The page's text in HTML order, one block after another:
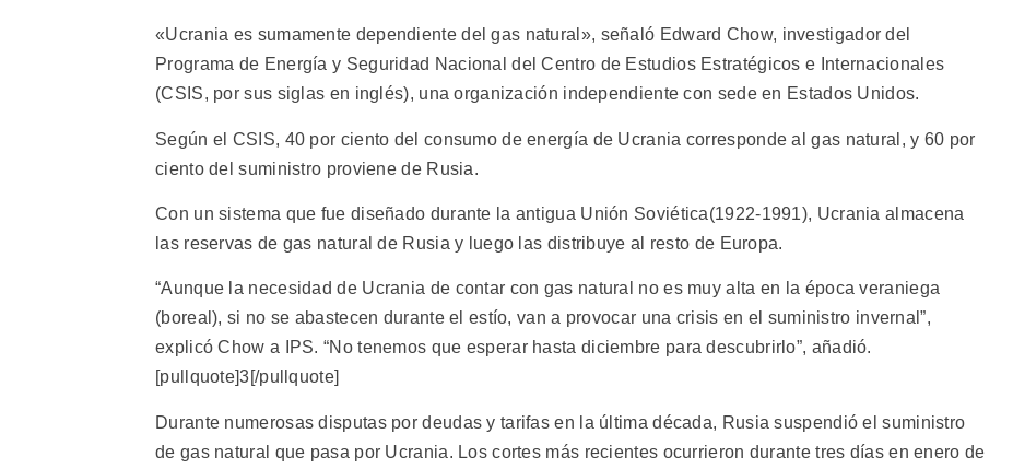
«Ucrania es sumamente dependiente del gas natural», señaló Edward Chow, investigador del
Programa de Energía y Seguridad Nacional del Centro de Estudios Estratégicos e Internacionales
(CSIS, por sus siglas en inglés), una organización independiente con sede en Estados Unidos.
Según el CSIS, 40 por ciento del consumo de energía de Ucrania corresponde al gas natural, y 60 por
ciento del suministro proviene de Rusia.
Con un sistema que fue diseñado durante la antigua Unión Soviética(1922-1991), Ucrania almacena
las reservas de gas natural de Rusia y luego las distribuye al resto de Europa.
“Aunque la necesidad de Ucrania de contar con gas natural no es muy alta en la época veraniega
(boreal), si no se abastecen durante el estío, van a provocar una crisis en el suministro invernal”,
explicó Chow a IPS. “No tenemos que esperar hasta diciembre para descubrirlo”, añadió.
[pullquote]3[/pullquote]
Durante numerosas disputas por deudas y tarifas en la última década, Rusia suspendió el suministro
de gas natural que pasa por Ucrania. Los cortes más recientes ocurrieron durante tres días en enero de